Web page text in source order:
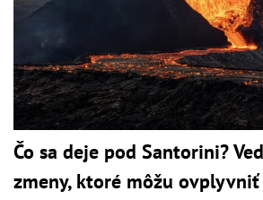
Čo sa deje pod Santorini?
zmeny, ktoré môžu ovplyvniť